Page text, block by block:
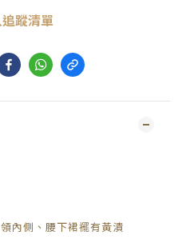
蹤清單
內側、腰下裙襬有黃漬